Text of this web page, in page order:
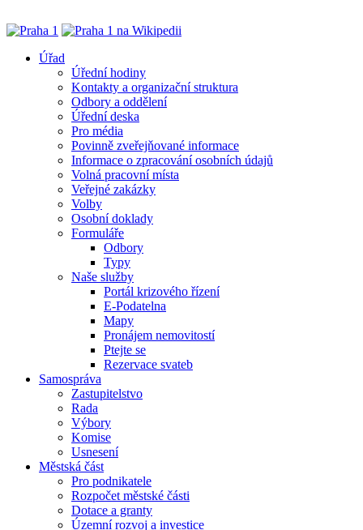
Úřad
Úřední hodiny
Kontakty a organizační struktura
Odbory a oddělení
Úřední deska
Pro média
Povinně zveřejňované informace
Informace o zpracování osobních údajů
Volná pracovní místa
Veřejné zakázky
Volby
Osobní doklady
Formuláře
Odbory
Typy
Naše služby
Portál krizového řízení
E-Podatelna
Mapy
Pronájem nemovitostí
Ptejte se
Rezervace svateb
Samospráva
Zastupitelstvo
Rada
Výbory
Komise
Usnesení
Městská část
Pro podnikatele
Rozpočet městské části
Dotace a granty
Územní rozvoj a investice